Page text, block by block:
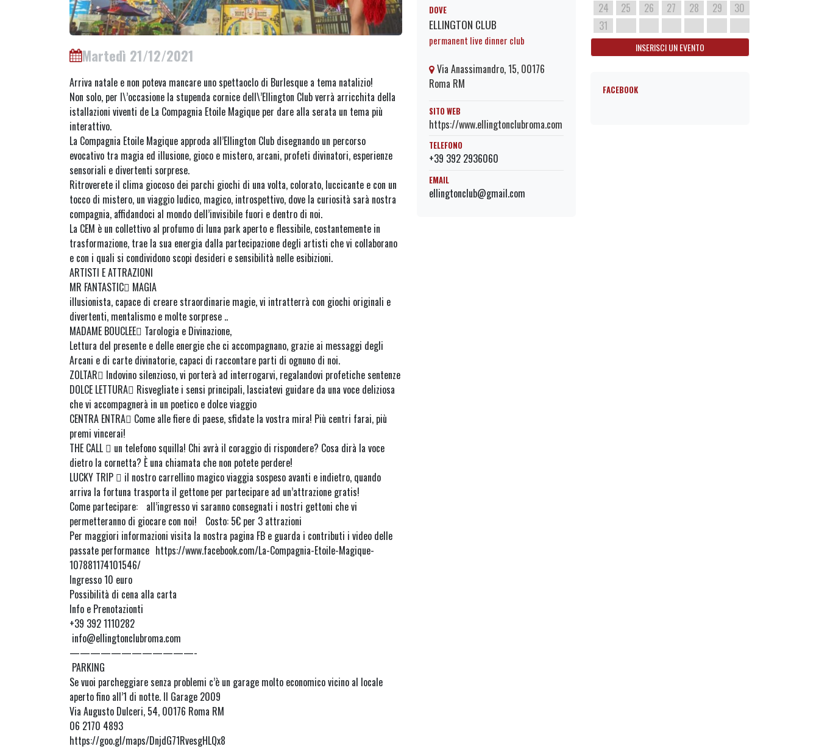
Martedì 21/12/2021
Arriva natale e non poteva mancare uno spettaoclo di Burlesque a tema natalizio!
Non solo, per l\’occasione la stupenda cornice dell\’Ellington Club verrà arricchita della
istallazioni viventi de La Compagnia Etoile Magique per dare alla serata un tema più
interattivo.
La Compagnia Etoile Magique approda all’Ellington Club disegnando un percorso
evocativo tra magia ed illusione, gioco e mistero, arcani, profeti divinatori, esperienze
sensoriali e divertenti sorprese.
Ritroverete il clima giocoso dei parchi giochi di una volta, colorato, luccicante e con un
tocco di mistero, un viaggio ludico, magico, introspettivo, dove la curiosità sarà nostra
compagnia, affidandoci al mondo dell’invisibile fuori e dentro di noi.
La CEM è un collettivo al profumo di luna park aperto e flessibile, costantemente in
trasformazione, trae la sua energia dalla partecipazione degli artisti che vi collaborano
e con i quali si condividono scopi desideri e sensibilità nelle esibizioni.
ARTISTI E ATTRAZIONI
MR FANTASTIC MAGIA
illusionista, capace di creare straordinarie magie, vi intratterrà con giochi originali e
divertenti, mentalismo e molte sorprese ..
MADAME BOUCLEE Tarologia e Divinazione,
Lettura del presente e delle energie che ci accompagnano, grazie ai messaggi degli
Arcani e di carte divinatorie, capaci di raccontare parti di ognuno di noi.
ZOLTAR Indovino silenzioso, vi porterà ad interrogarvi, regalandovi profetiche sentenze
DOLCE LETTURA Risvegliate i sensi principali, lasciatevi guidare da una voce deliziosa
che vi accompagnerà in un poetico e dolce viaggio
CENTRA ENTRA Come alle fiere di paese, sfidate la vostra mira! Più centri farai, più
premi vincerai!
THE CALL  un telefono squilla! Chi avrà il coraggio di rispondere? Cosa dirà la voce
dietro la cornetta? È una chiamata che non potete perdere!
LUCKY TRIP  il nostro carrellino magico viaggia sospeso avanti e indietro, quando
arriva la fortuna trasporta il gettone per partecipare ad un’attrazione gratis!
Come partecipare: all’ingresso vi saranno consegnati i nostri gettoni che vi
permetteranno di giocare con noi! Costo: 5€ per 3 attrazioni
Per maggiori informazioni visita la nostra pagina FB e guarda i contributi i video delle
passate performance https://www.facebook.com/La-Compagnia-Etoile-Magique-
107881174101546/
Ingresso 10 euro
Possibilità di cena alla carta
Info e Prenotazionti
+39 392 1110282
info@ellingtonclubroma.com
————————————-
PARKING
Se vuoi parcheggiare senza problemi c’è un garage molto economico vicino al locale
aperto fino all’1 di notte. Il Garage 2009
Via Augusto Dulceri, 54, 00176 Roma RM
06 2170 4893
https://goo.gl/maps/DnjdG71RvesgHLQx8
DOVE
ELLINGTON CLUB
permanent live dinner club
Via Anassimandro, 15, 00176
Roma RM
SITO WEB
https://www.ellingtonclubroma.com
TELEFONO
+39 392 2936060
EMAIL
ellingtonclub@gmail.com
24
25 26 27 28 29
30
31
INSERISCI UN EVENTO
FACEBOOK